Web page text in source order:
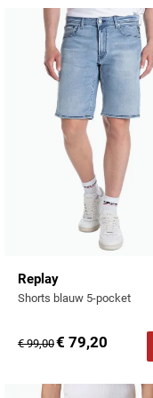
Profuomo
R2
Seidensticker
State of Art
Tommy Hilfiger
Vanguard
Replay
Reset
Roy Robson
Schiesser
Seidensticker
State of Art
Tenson
Replay
Shorts blauw 5-pocket
€ 99,00€ 79,20